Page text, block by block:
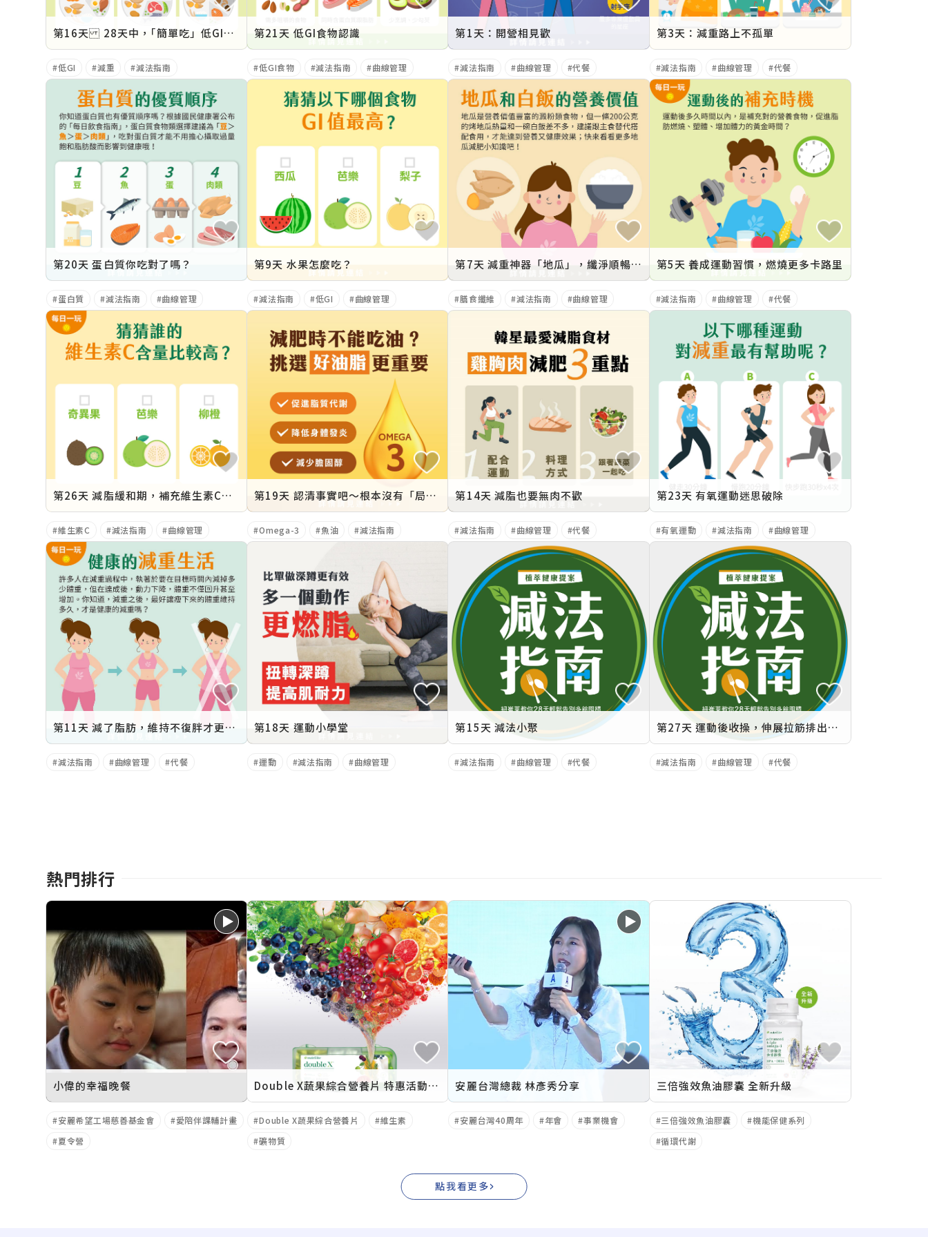
第16天 28天中，｢簡單吃」低GI餐盤設計概念
低GI 減重 減法指南
第21天 低GI食物認識
低GI食物 減法指南 曲線管理
第1天：開營相見歡
減法指南 曲線管理 代餐
第3天：減重路上不孤單
減法指南 曲線管理 代餐
第20天 蛋白質你吃對了嗎？
蛋白質 減法指南 曲線管理
第9天 水果怎麼吃？
減法指南 低GI 曲線管理
第7天 減重神器「地瓜」，纖淨順暢好幫手
膳食纖維 減法指南 曲線管理
第5天 養成運動習慣，燃燒更多卡路里
減法指南 曲線管理 代餐
第26天 減脂緩和期，補充維生素C，身體笑CC
維生素C 減法指南 曲線管理
第19天 認清事實吧～根本沒有「局部瘦身」
Omega-3 魚油 減法指南
第14天 減脂也要無肉不歡
減法指南 曲線管理 代餐
第23天 有氧運動迷思破除
有氧運動 減法指南 曲線管理
第11天 減了脂肪，維持不復胖才更是關鍵！
減法指南 曲線管理 代餐
第18天 運動小學堂
運動 減法指南 曲線管理
第15天 減法小聚
減法指南 曲線管理 代餐
第27天 運動後收操，伸展拉筋排出疲勞物質
減法指南 曲線管理 代餐
熱門排行
小偉的幸福晚餐
安麗希望工場慈善基金會
愛陪伴課輔計畫
夏令營
Double X蔬果綜合營養片 特惠活動7/3登場
Double X蔬果綜合營養片
維生素
礦物質
安麗台灣總裁 林彥秀分享
安麗台灣40周年 年會 事業機會
三倍強效魚油膠囊 全新升級
三倍強效魚油膠囊
機能保健系列
循環代謝
點我看更多